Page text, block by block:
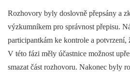
Rozhovory byly doslovně přepsány a
výzkumníkem pro správnost přepisu.
participantkám ke kontrole a potvrzení,
V této fázi měly účastnice možnost
smazat část rozhovoru. Nakonec byly